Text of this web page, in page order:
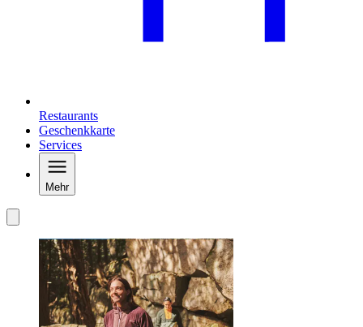
Restaurants
Geschenkkarte
Services
Mehr